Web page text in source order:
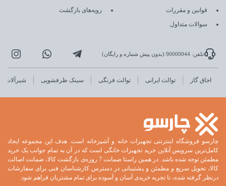
قوانین و مقررات
سوالات متداول
رویه‌های بازگشت
تلفن: 90000044 (بدون پیش شماره و رایگان)
اجاق گاز توالت ایرانی توالت فرنگی سینک ظرفشویی شیرآلات
چارسو فروشگاه اینترنتی تجهیزات خانه و آشپزخانه است. هدف این مجموعه ایجاد
کامل‌ترین سرویس آنلاین خرید تجهیزات خانگی است که در آن به تمام جوانب یک خرید
مطمئن توجه شده باشد. در همین راستا ضمانت 7 روزه‌ی بازگشت کالا، ضمانت اصالت
کالا، تحویل سریع و مطمئن و پشتیبانی در دسترس کارشناسان فنی برای سفارشات
درنظر گرفته شده، تا تجربه خریدی آسان و آسوده برای تمام مشتریان فراهم شود.